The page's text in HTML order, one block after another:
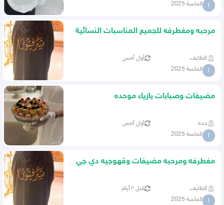
ا الماسة 2025
مرحبه ومغطرفه للجميع المناسبات النسائية
الطايف أول أمس
ا الماسة 2025
مضيفات وصبابات بازياء موحده
جده أول أمس
ا الماسة 2025
مغطرفه ومرحبه مضيفات وقهوجيه دي جي
الطايف قبل ٣ أيام
ا الماسة 2025